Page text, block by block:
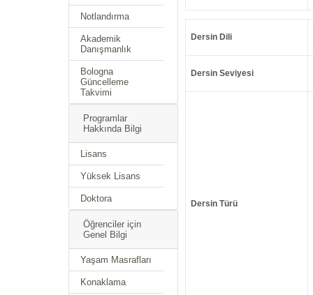
Notlandırma
Akademik
Danışmanlık
Bologna
Güncelleme
Takvimi
Programlar
Hakkında Bilgi
Lisans
Yüksek Lisans
Doktora
Öğrenciler için
Genel Bilgi
Yaşam Masrafları
Konaklama
Dersin Dili
Dersin Seviyesi
Dersin Türü